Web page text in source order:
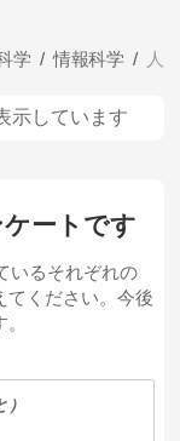
学 情報科学 人
示しています
ートです
いるそれぞれの
てください。今後